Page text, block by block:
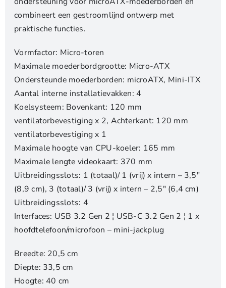
combineert een gestroomlijnd ontwerp met
praktische functies.
Vormfactor: Micro-toren
Maximale moederbordgrootte: Micro-ATX
Ondersteunde moederborden: microATX, Mini-ITX
Aantal interne installatievakken: 4
Koelsysteem: Bovenkant: 120 mm
ventilatorbevestiging x 2, Achterkant: 120 mm
ventilatorbevestiging x 1
Maximale hoogte van CPU-koeler: 165 mm
Maximale lengte videokaart: 370 mm
Uitbreidingsslots: 1 (totaal)/ 1 (vrij) x intern – 3,5″
(8,9 cm), 3 (totaal)/ 3 (vrij) x intern – 2,5″ (6,4 cm)
Uitbreidingsslots: 4
Interfaces: USB 3.2 Gen 2 ¦ USB-C 3.2 Gen 2 ¦ 1 x
hoofdtelefoon/microfoon – mini-jackplug
Breedte: 20,5 cm
Diepte: 33,5 cm
Hoogte: 40 cm